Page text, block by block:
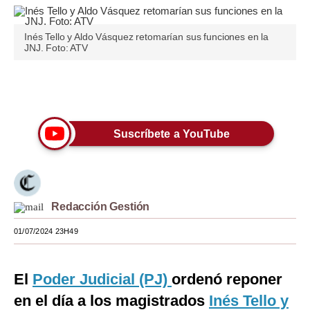
Plus G
Opinión
Blogs
Lujo
Viajes
Mundo
Inés Tello y Aldo Vásquez retomarían sus funciones en la
JNJ. Foto: ATV
Suscríbete a YouTube
Redacción Gestión
01/07/2024 23H49
El Poder Judicial (PJ) ordenó reponer
en el día a los magistrados Inés Tello y